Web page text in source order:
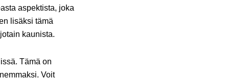
aspektista, joka
lisäksi tämä
kaunista.
Tämä on
Voit